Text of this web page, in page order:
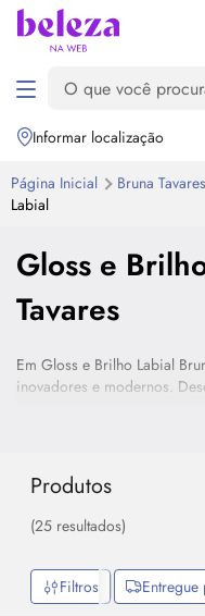
Informar localização
Página Inicial Bruna Tavares
Labial
Gloss e
Tavares
EmGloss e Brilho Labial
inovadores e modernos.
para os lábios, sem a
lábios.
Produtos
(25 resultados)
Filtros Entregue